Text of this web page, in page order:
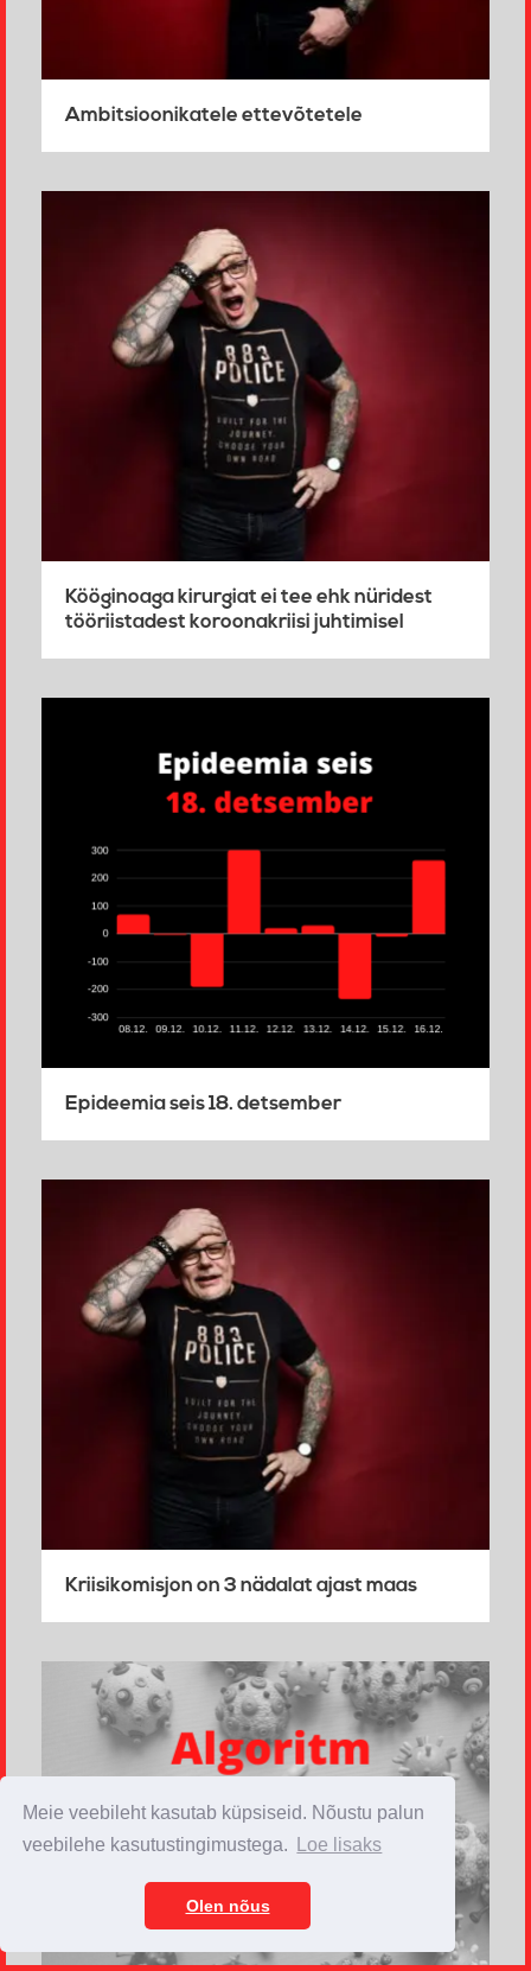
Meie veebileht kasutab küpsiseid. Nõustu palun
veebilehe kasutustingimustega.
Loe lisaks
Olen nõus
Ambitsioonikatele ettevõtetele
Kööginoaga kirurgiat ei tee ehk nüridest
tööriistadest koroonakriisi juhtimisel
Epideemia seis 18. detsember
Kriisikomisjon on 3 nädalat ajast maas